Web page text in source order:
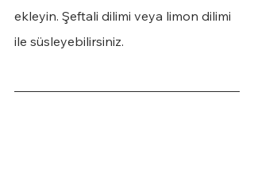
ekleyin. Şeftali dilimi veya limon dilimi
ile süsleyebilirsiniz.